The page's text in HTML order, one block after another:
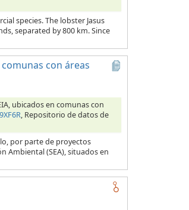
species. The lobster Jasus
separated by 800 km. Since
con áreas
ubicados en comunas con
, Repositorio de datos de
por parte de proyectos
Ambiental (SEA), situados en